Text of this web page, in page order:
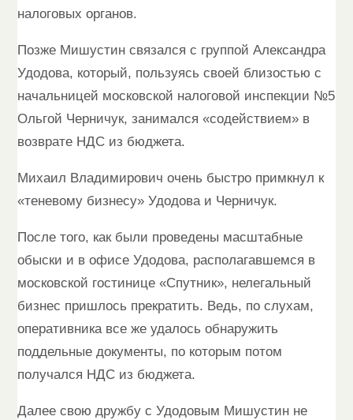
налоговых органов.
Позже Мишустин связался с группой Александра
Удодова, который, пользуясь своей близостью с
начальницей московской налоговой инспекции №5
Ольгой Черничук, занимался «содействием» в
возврате НДС из бюджета.
Михаил Владимирович очень быстро примкнул к
«теневому бизнесу» Удодова и Черничук.
После того, как были проведены масштабные
обыски и в офисе Удодова, располагавшемся в
московской гостинице «Спутник», нелегальный
бизнес пришлось прекратить. Ведь, по слухам,
оперативника все же удалось обнаружить
поддельные документы, по которым потом
получался НДС из бюджета.
Далее свою дружбу с Удодовым Мишустин не